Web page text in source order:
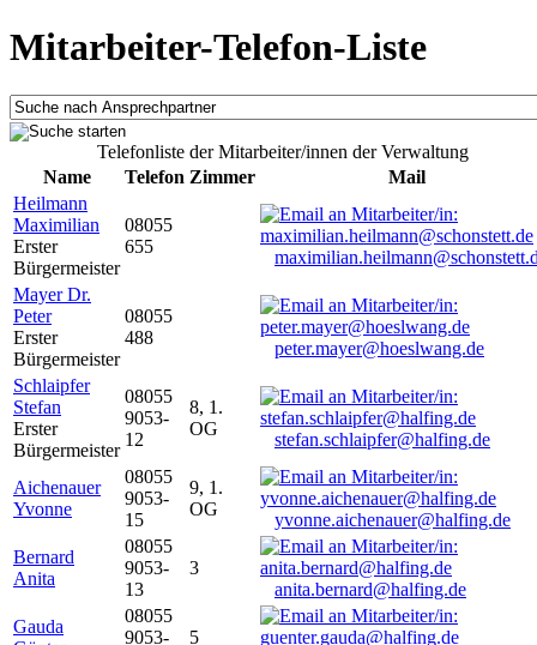
Mitarbeiter-Telefon-Liste
Telefonliste der Mitarbeiter/innen der Verwaltung
Name
Telefon Zimmer
Mail
Heilmann
Maximilian
Erster
Bürgermeister
08055
655
Mayer Dr.
Peter
Erster
Bürgermeister
08055
488
peter.mayer@hoeslwang.de
Schlaipfer
Stefan
Erster
Bürgermeister
08055
9053-
12
8, 1.
OG
stefan.schlaipfer@halfing.de
Aichenauer
Yvonne
08055
9053-
15
9, 1.
OG
yvonne.aichenauer@halfing.de
Bernard
Anita
08055
9053-
13
3
anita.bernard@halfing.de
Gauda
08055
9053-
5